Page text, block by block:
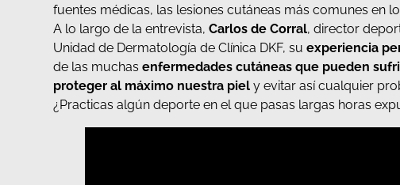
fuentes médicas, las lesiones cutáneas más comunes en
A lo largo de la entrevista,Carlos de Corral, director
Unidad de Dermatología de Clínica DKF, su experiencia
de las muchasenfermedades cutáneas que pueden
proteger al máximo nuestra piel y evitar así cualquier
¿Practicas algún deporte en el que pasas largas horas